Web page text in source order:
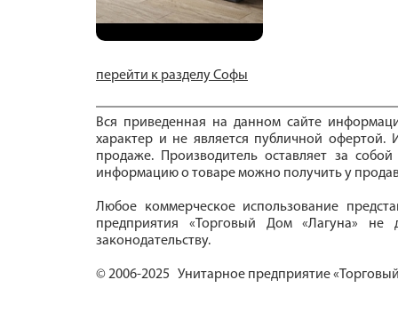
перейти к разделу Софы
Вся приведенная на данном сайте
характер и не является публичной офертой.
продаже. Производитель оставляет за
информацию о товаре можно получить у
Любое коммерческое использование
предприятия «Торговый Дом «Лагуна» не
законодательству.
© 2006-2025 Унитарное предприятие